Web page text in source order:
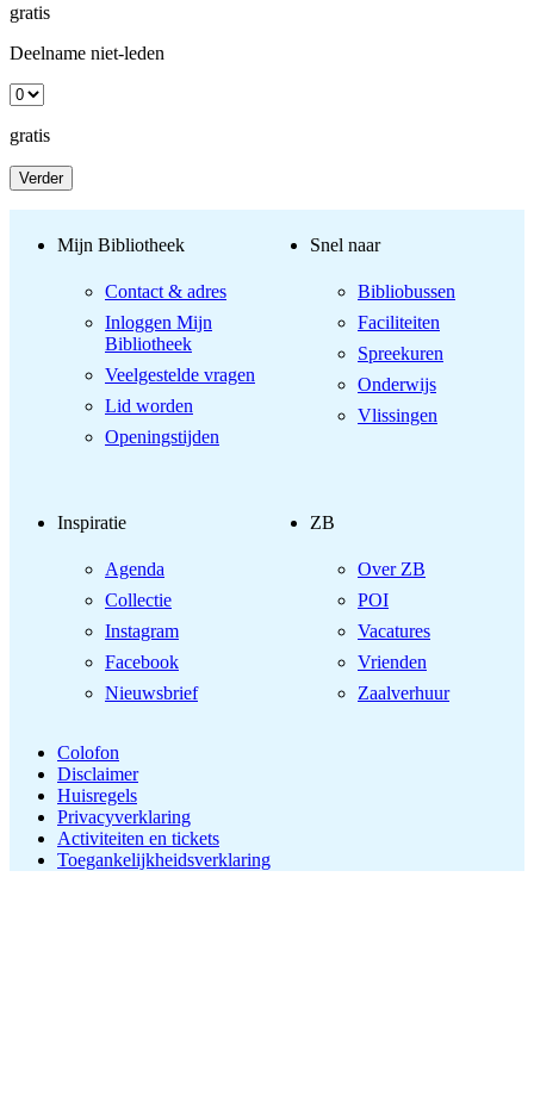
gratis
Deelname niet-leden
gratis
Verder
Mijn Bibliotheek
Contact & adres
Inloggen Mijn
Bibliotheek
Veelgestelde vragen
Lid worden
Openingstijden
Snel naar
Bibliobussen
Faciliteiten
Spreekuren
Onderwijs
Vlissingen
Inspiratie
Agenda
Collectie
Instagram
Facebook
Nieuwsbrief
ZB
Over ZB
POI
Vacatures
Vrienden
Zaalverhuur
Colofon
Disclaimer
Huisregels
Privacyverklaring
Activiteiten en tickets
Toegankelijkheidsverklaring